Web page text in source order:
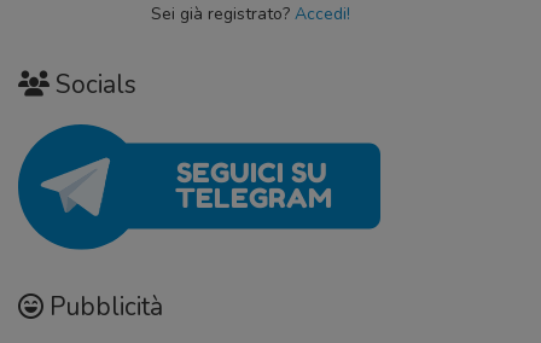
Sei già registrato? Accedi!
Socials
Pubblicità